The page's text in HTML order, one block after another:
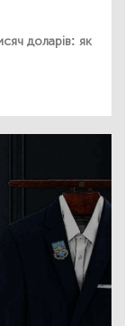
доларів: як